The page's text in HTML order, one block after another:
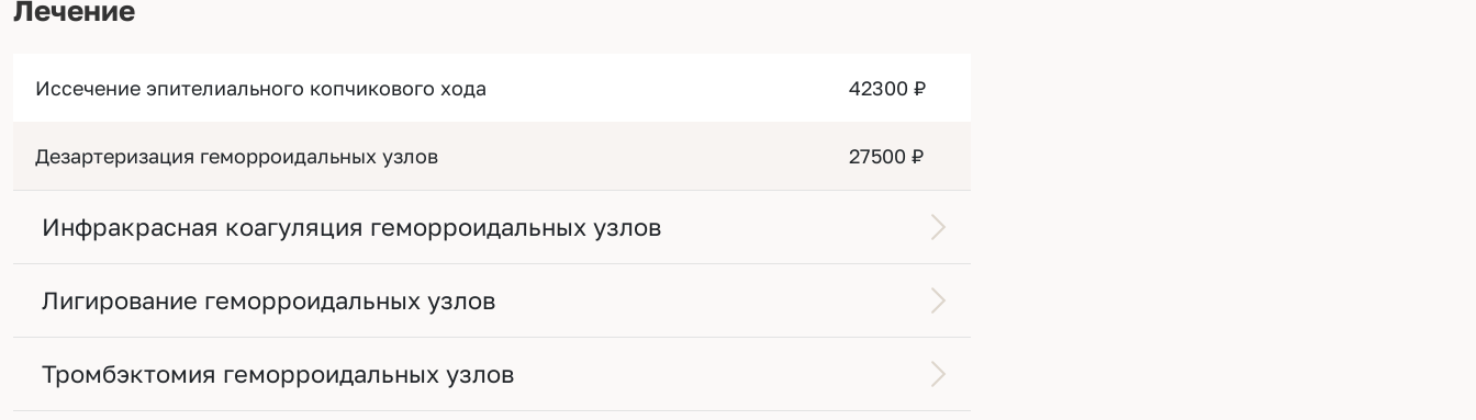
Лечение
Иссечение эпителиального копчикового хода 42300 ₽
Дезартеризация геморроидальных узлов 27500 ₽
Инфракрасная коагуляция геморроидальных узлов
Лигирование геморроидальных узлов
Тромбэктомия геморроидальных узлов